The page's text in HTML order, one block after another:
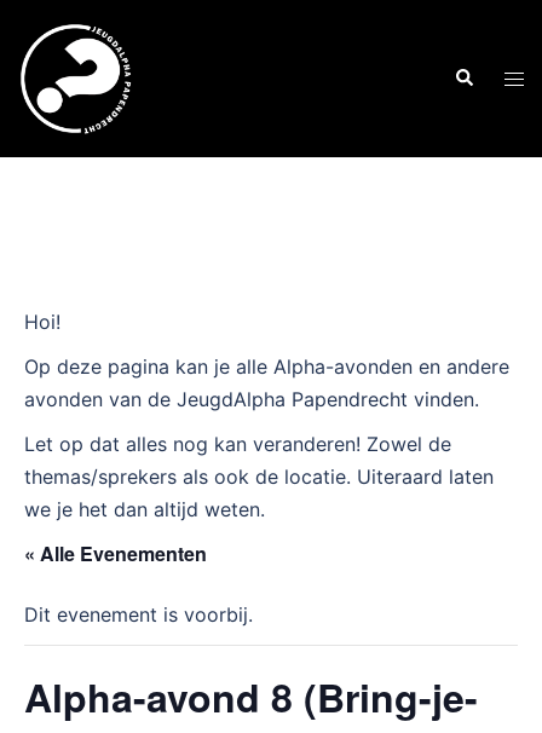
naar
de
inhoud
Zoeken
Hoi!
Op deze pagina kan je alle Alpha-avonden en andere
avonden van de JeugdAlpha Papendrecht vinden.
Let op dat alles nog kan veranderen! Zowel de
themas/sprekers als ook de locatie. Uiteraard laten
we je het dan altijd weten.
« Alle Evenementen
Dit evenement is voorbij.
Alpha-avond 8 (Bring-je-